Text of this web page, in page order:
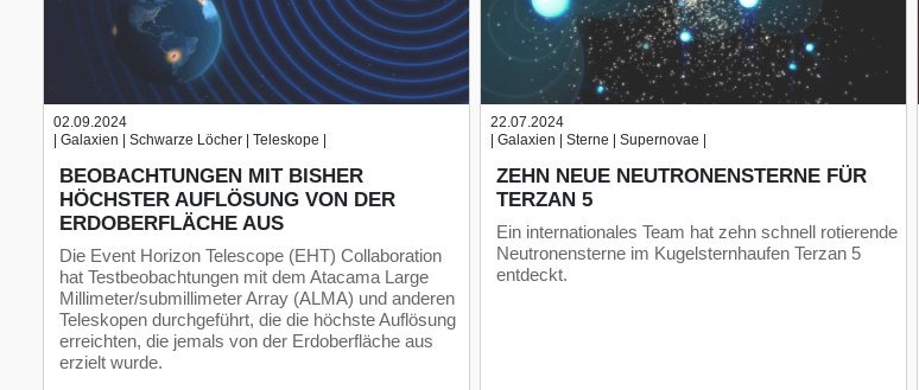
02.09.2024
| Galaxien | Schwarze Löcher | Teleskope |
BEOBACHTUNGEN MIT BISHER
HÖCHSTER AUFLÖSUNG VON DER
ERDOBERFLÄCHE AUS
Die Event Horizon Telescope (EHT) Collaboration
hat Testbeobachtungen mit dem Atacama Large
Millimeter/submillimeter Array (ALMA) und anderen
Teleskopen durchgeführt, die die höchste Auflösung
erreichten, die jemals von der Erdoberfläche aus
erzielt wurde.
22.07.2024
| Galaxien | Sterne | Supernovae |
ZEHN NEUE NEUTRONENSTERNE FÜR
TERZAN 5
Ein internationales Team hat zehn schnell rotierende
Neutronensterne im Kugelsternhaufen Terzan 5
entdeckt.